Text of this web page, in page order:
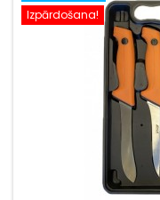
Izpārdošana!